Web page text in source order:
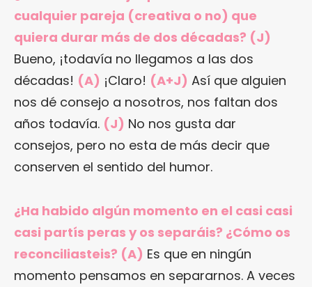
cualquier pareja (creativa o no) que
quiera durar más de dos décadas? (J)
Bueno, ¡todavía no llegamos a las dos
décadas! (A) ¡Claro! (A+J) Así que alguien
nos dé consejo a nosotros, nos faltan dos
años todavía. (J) No nos gusta dar
consejos, pero no esta de más decir que
conserven el sentido del humor.
¿Ha habido algún momento en el casi casi
casi partís peras y os separáis? ¿Cómo os
reconciliasteis? (A) Es que en ningún
momento pensamos en separarnos. A veces